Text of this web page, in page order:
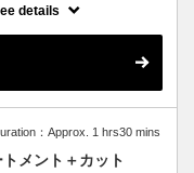
質を綺麗にするだけでは
にもアプローチ致しま
details
：Approx. 1 hrs30 mins
メント＋カット